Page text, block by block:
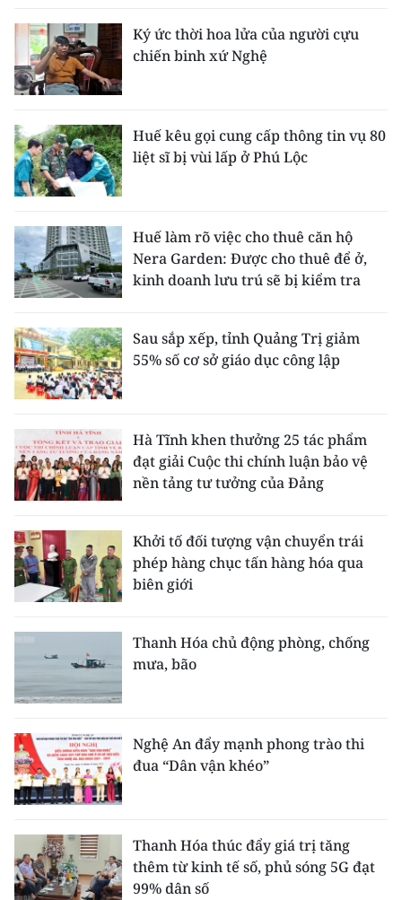
Ký ức thời hoa lửa của người cựu
chiến binh xứ Nghệ
Huế kêu gọi cung cấp thông tin vụ 80
liệt sĩ bị vùi lấp ở Phú Lộc
Huế làm rõ việc cho thuê căn hộ
Nera Garden: Được cho thuê để ở,
kinh doanh lưu trú sẽ bị kiểm tra
Sau sắp xếp, tỉnh Quảng Trị giảm
55% số cơ sở giáo dục công lập
Hà Tĩnh khen thưởng 25 tác phẩm
đạt giải Cuộc thi chính luận bảo vệ
nền tảng tư tưởng của Đảng
Khởi tố đối tượng vận chuyển trái
phép hàng chục tấn hàng hóa qua
biên giới
Thanh Hóa chủ động phòng, chống
mưa, bão
Nghệ An đẩy mạnh phong trào thi
đua “Dân vận khéo”
Thanh Hóa thúc đẩy giá trị tăng
thêm từ kinh tế số, phủ sóng 5G đạt
99% dân số